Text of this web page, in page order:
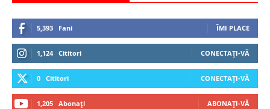
5,393 Fani ÎMI PLACE
1,124 Cititori CONECTAȚI-VĂ
0 Cititori CONECTAȚI-VĂ
1,205 Abonați ABONAȚI-VĂ